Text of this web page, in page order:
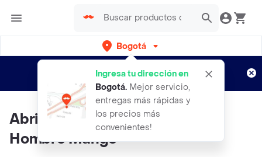
Bogotá
Ingresa tu dirección en
Bogotá. Mejor servicio,
entregas más rápidas y
los precios más
convenientes!
envíos gratis por semanas
Aplican TyC
Abrigo Mistrict Camel Talla L
Hombre Mango